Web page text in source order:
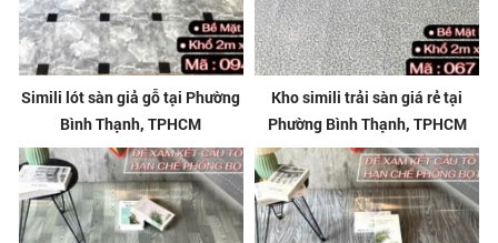
Simili lót sàn giả gỗ tại Phường
Bình Thạnh, TPHCM
Kho simili trải sàn giá rẻ tại
Phường Bình Thạnh, TPHCM